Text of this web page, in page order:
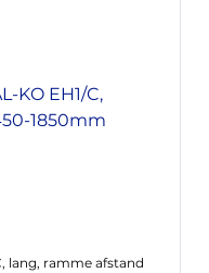
lang, ramme afstand